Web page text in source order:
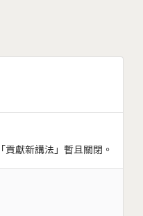
獻新講法」暫且關閉。